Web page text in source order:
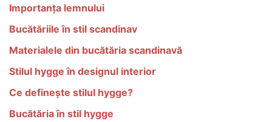
Importanța lemnului
Bucătăriile în stil scandinav
Materialele din bucătăria scandinavă
Stilul hygge în designul interior
Ce definește stilul hygge?
Bucătăria în stil hygge